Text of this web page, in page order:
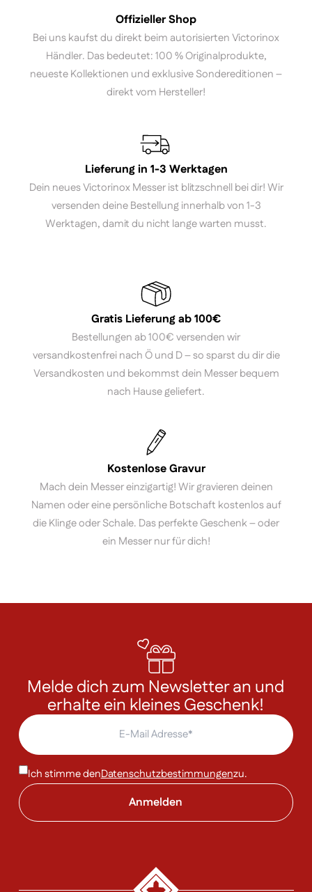
Offizieller Shop
Bei uns kaufst du direkt beim autorisierten Victorinox
Händler. Das bedeutet: 100 % Originalprodukte,
neueste Kollektionen und exklusive Sondereditionen –
direkt vom Hersteller!
Lieferung in 1-3 Werktagen
Dein neues Victorinox Messer ist blitzschnell bei dir! Wir
versenden deine Bestellung innerhalb von 1-3
Werktagen, damit du nicht lange warten musst.
Gratis Lieferung ab 100€
Bestellungen ab 100€ versenden wir
versandkostenfrei nach Ö und D – so sparst du dir die
Versandkosten und bekommst dein Messer bequem
nach Hause geliefert.
Kostenlose Gravur
Mach dein Messer einzigartig! Wir gravieren deinen
Namen oder eine persönliche Botschaft kostenlos auf
die Klinge oder Schale. Das perfekte Geschenk – oder
ein Messer nur für dich!
Melde dich zum Newsletter an und
erhalte ein kleines Geschenk!
Ich stimme denDatenschutzbestimmungenzu.